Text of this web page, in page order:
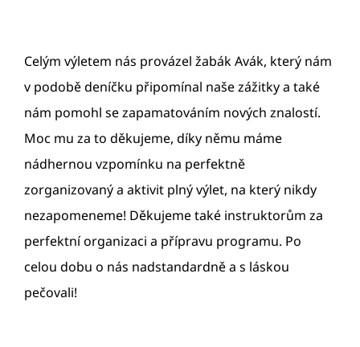
Celým výletem nás provázel žabák Avák, který nám
v podobě deníčku připomínal naše zážitky a také
nám pomohl se zapamatováním nových znalostí.
Moc mu za to děkujeme, díky němu máme
nádhernou vzpomínku na perfektně
zorganizovaný a aktivit plný výlet, na který nikdy
nezapomeneme! Děkujeme také instruktorům za
perfektní organizaci a přípravu programu. Po
celou dobu o nás nadstandardně a s láskou
pečovali!